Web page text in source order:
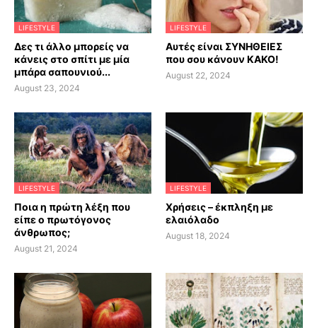
LIFESTYLE
Δες τι άλλο μπορείς να
κάνεις στο σπίτι με μία
μπάρα σαπουνιού...
August 23, 2024
LIFESTYLE
Αυτές είναι ΣΥΝΗΘΕΙΕΣ
που σου κάνουν ΚΑΚΟ!
August 22, 2024
LIFESTYLE
Ποια η πρώτη λέξη που
είπε ο πρωτόγονος
άνθρωπος;
August 21, 2024
LIFESTYLE
Χρήσεις – έκπληξη με
ελαιόλαδο
August 18, 2024